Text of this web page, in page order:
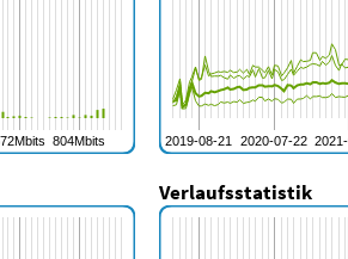
Verlaufsstatistik